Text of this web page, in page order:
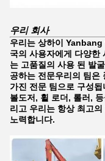
우리 회사
우리는 상하이
국의 사용자에게 다양한
는 고품질의 사용 된 발
공하는 전문우리의 팀은
가진 전문 팀으로 구성
볼도저, 휠 로더, 롤러,
리고 우리는 항상 최고
노력합니다.